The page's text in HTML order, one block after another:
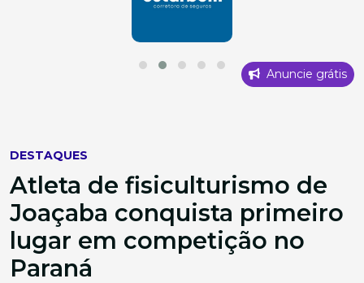
Anuncie grátis
DESTAQUES
Atleta de fisiculturismo de
Joaçaba conquista primeiro
lugar em competição no
Paraná